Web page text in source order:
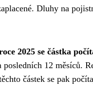
Dluhy na
2025 se částka
12 měsíců.
částek se pak